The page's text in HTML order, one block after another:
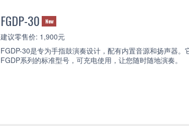
FGDP-30 New
建议零售价: 1,900元
FGDP-30是专为手指鼓演奏设计，配有内置音源和扬声器。
FGDP系列的标准型号，可充电使用，让您随时随地演奏。